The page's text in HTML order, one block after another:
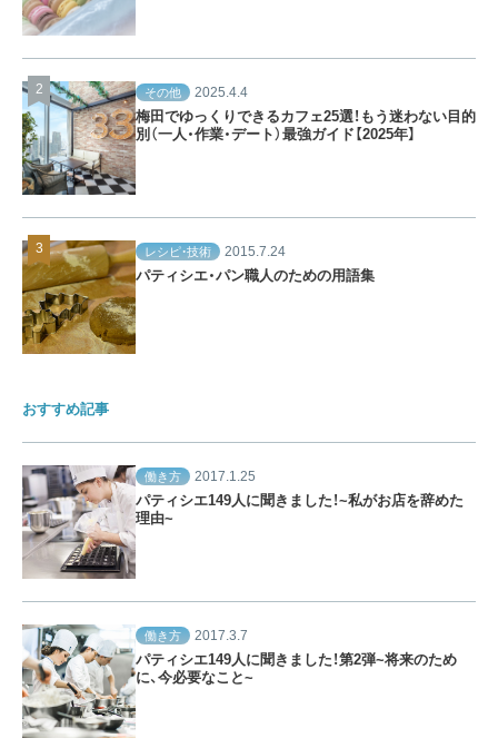
その他 2025.4.4
梅田でゆっくりできるカフェ25選！もう迷わない目的
別（一人・作業・デート）最強ガイド【2025年】
レシピ・技術 2015.7.24
パティシエ・パン職人のための用語集
おすすめ記事
働き方 2017.1.25
パティシエ149人に聞きました！~私がお店を辞めた
理由~
働き方 2017.3.7
パティシエ149人に聞きました！第2弾~将来のため
に、今必要なこと~